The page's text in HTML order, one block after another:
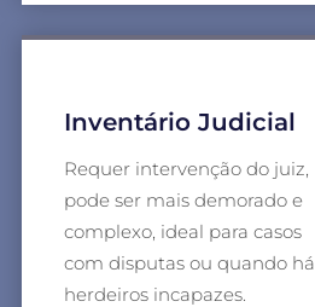
Inventário Judicial
Requer intervenção do juiz,
pode ser mais demorado e
complexo, ideal para casos
com disputas ou quando há
herdeiros incapazes.